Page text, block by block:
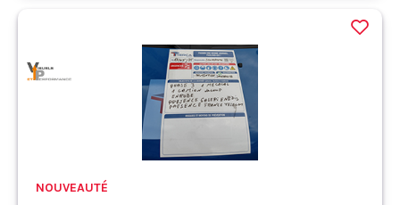
NOUVEAUTÉ